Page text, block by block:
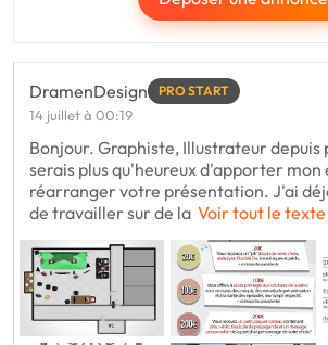
DramenDesign PRO START
14 juillet à 00:19
Bonjour. Graphiste, Illustrateur depuis
serais plus qu'heureux d'apporter
réarranger votre présentation. J'ai
de travailler sur de la Voir tout le texte